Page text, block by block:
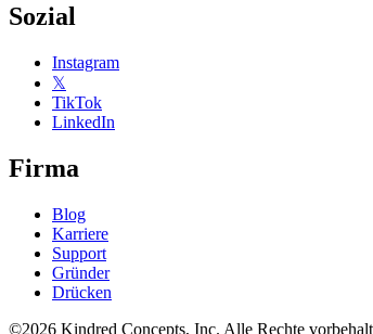
Sozial
Instagram
𝕏
TikTok
LinkedIn
Firma
Blog
Karriere
Support
Gründer
Drücken
©2026 Kindred Concepts, Inc. Alle Rechte